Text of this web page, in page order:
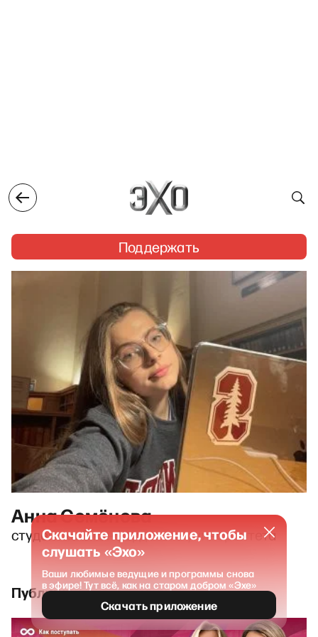
Поддержать
Анна Семёнова
студентка Стэнфордского университета
Публикации и выпуски
Скачайте приложение, чтобы
слушать «Эхо»
Ваши любимые ведущие и программы снова
в эфире! Тут всё, как на старом добром «Эхе»
Скачать приложение